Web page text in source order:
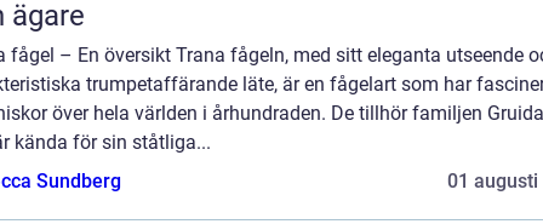
ägare
fågel – En översikt Trana fågeln, med sitt eleganta utseende
trumpetaffärande läte, är en fågelart som har
över hela världen i århundraden. De tillhör familjen
kända för sin ståtliga...
Sundberg
01 augusti